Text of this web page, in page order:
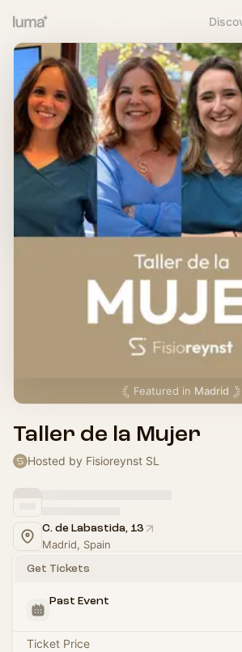
Featured in Madrid
Taller de la Mujer
Hosted by Fisioreynst SL
C. de Labastida, 13
Madrid, Spain
Get Tickets
Past Event
Ticket Price